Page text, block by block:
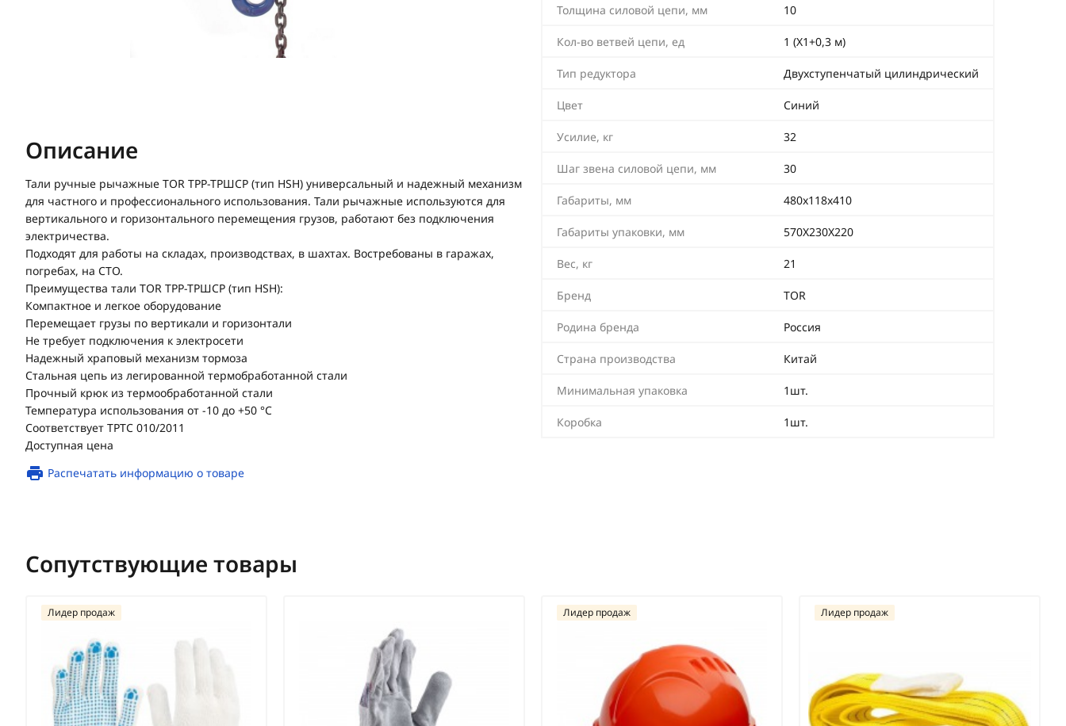
Толщина силовой цепи, мм 10
Кол-во ветвей цепи, ед 1 (Х1+0,3 м)
Тип редуктора Двухступенчатый цилиндрический
Цвет Синий
Усилие, кг 32
Шаг звена силовой цепи, мм 30
Габариты, мм 480x118x410
Габариты упаковки, мм 570X230X220
Вес, кг 21
Бренд TOR
Родина бренда Россия
Страна производства Китай
Минимальная упаковка 1шт.
Коробка 1шт.
Описание
Тали ручные рычажные TOR ТРР-ТРШСР (тип HSH) универсальный и надежный механизм
для частного и профессионального использования. Тали рычажные используются для
вертикального и горизонтального перемещения грузов, работают без подключения
электричества.
Подходят для работы на складах, производствах, в шахтах. Востребованы в гаражах,
погребах, на СТО.
Преимущества тали TOR ТРР-ТРШСР (тип HSH):
Компактное и легкое оборудование
Перемещает грузы по вертикали и горизонтали
Не требует подключения к электросети
Надежный храповый механизм тормоза
Стальная цепь из легированной термобработанной стали
Прочный крюк из термообработанной стали
Температура использования от -10 до +50 °C
Соответствует ТРТС 010/2011
Доступная цена
Распечатать информацию о товаре
Сопутствующие товары
Лидер продаж Лидер продаж Лидер продаж